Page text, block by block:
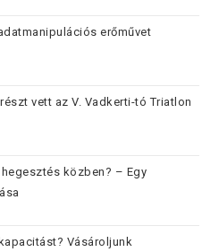
erőművet
vett az V. Vadkerti-tó Triatlon
közben? – Egy
Vásároljunk